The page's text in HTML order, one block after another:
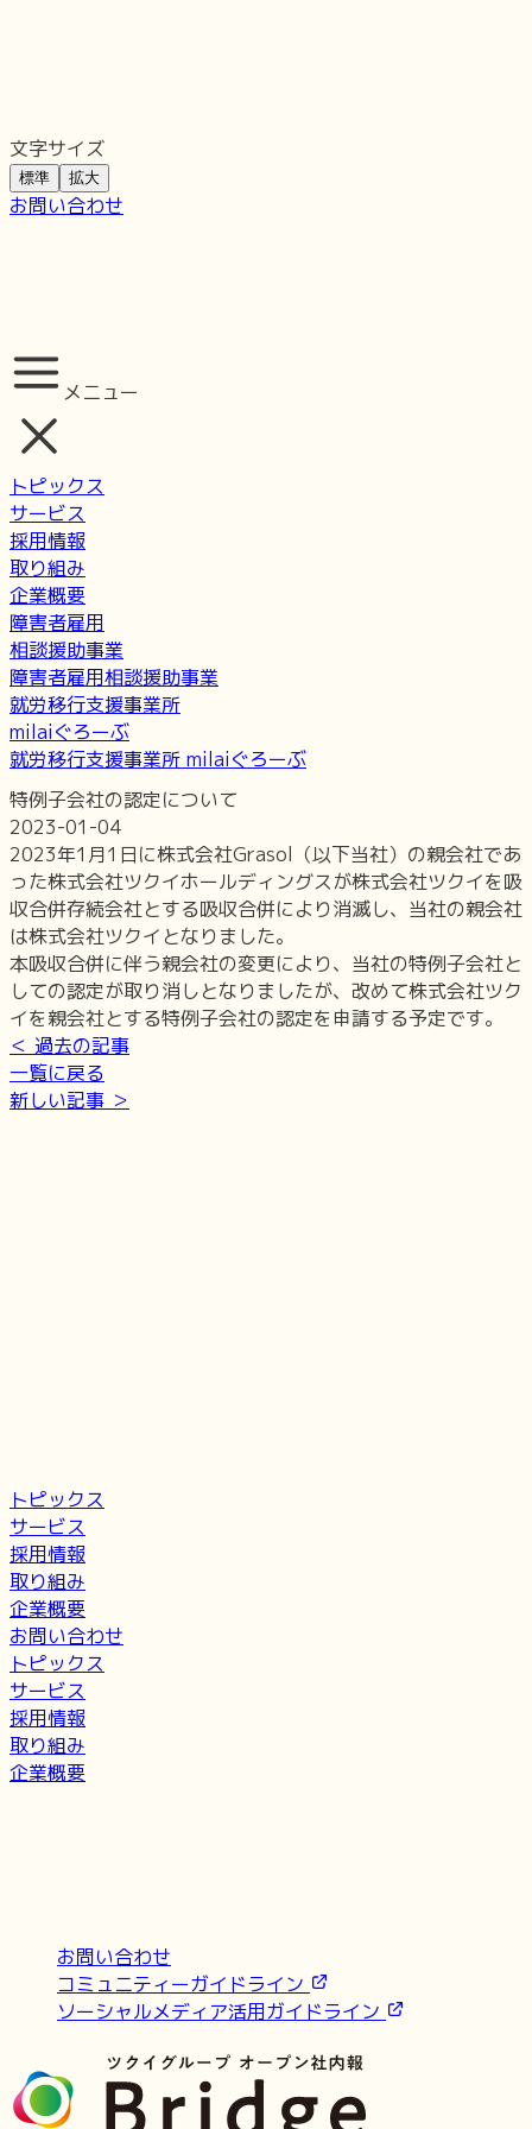
文字サイズ
標準 拡大
お問い合わせ
メニュー
トピックス
サービス
採用情報
取り組み
企業概要
障害者雇用
相談援助事業
障害者雇用相談援助事業
就労移行支援事業所
milaiぐろーぶ
就労移行支援事業所 milaiぐろーぶ
特例子会社の認定について
2023-01-04
2023年1月1日に株式会社Grasol（以下当社）の親会社であ
った株式会社ツクイホールディングスが株式会社ツクイを吸
収合併存続会社とする吸収合併により消滅し、当社の親会社
は株式会社ツクイとなりました。
本吸収合併に伴う親会社の変更により、当社の特例子会社と
しての認定が取り消しとなりましたが、改めて株式会社ツク
イを親会社とする特例子会社の認定を申請する予定です。
＜ 過去の記事
一覧に戻る
新しい記事 ＞
トピックス
サービス
採用情報
取り組み
企業概要
お問い合わせ
トピックス
サービス
採用情報
取り組み
企業概要
お問い合わせ
コミュニティーガイドライン
ソーシャルメディア活用ガイドライン